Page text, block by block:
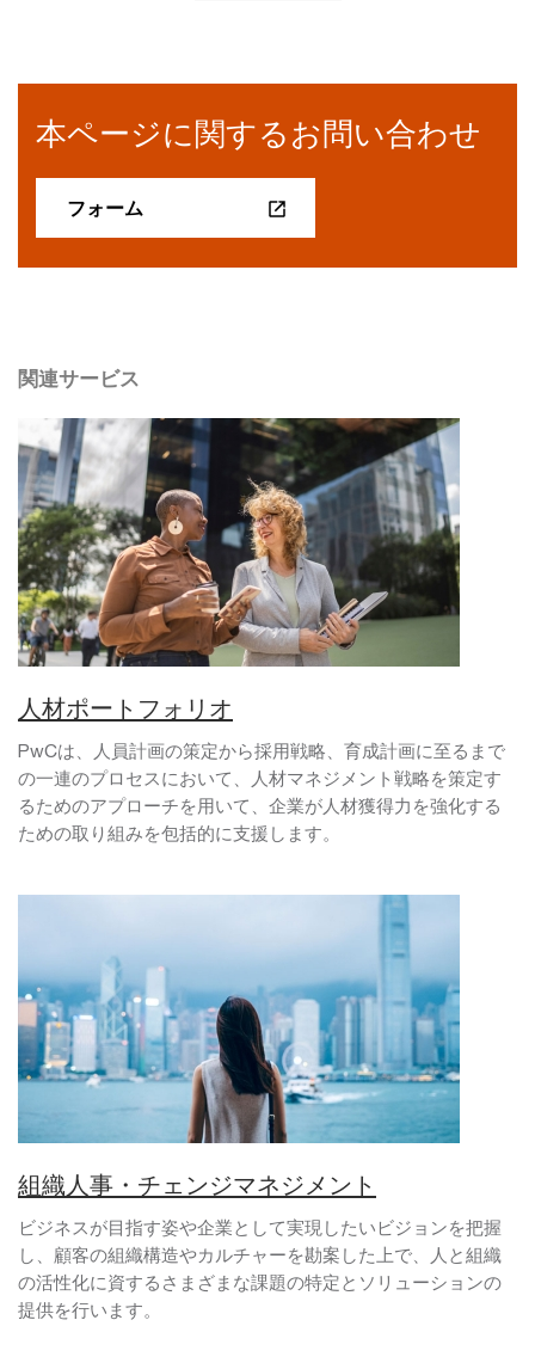
本ページに関するお問い合わせ
フォーム
関連サービス
人材ポートフォリオ
PwCは、人員計画の策定から採用戦略、育成計画に至るまで
の一連のプロセスにおいて、人材マネジメント戦略を策定す
るためのアプローチを用いて、企業が人材獲得力を強化する
ための取り組みを包括的に支援します。
組織人事・チェンジマネジメント
ビジネスが目指す姿や企業として実現したいビジョンを把握
し、顧客の組織構造やカルチャーを勘案した上で、人と組織
の活性化に資するさまざまな課題の特定とソリューションの
提供を行います。